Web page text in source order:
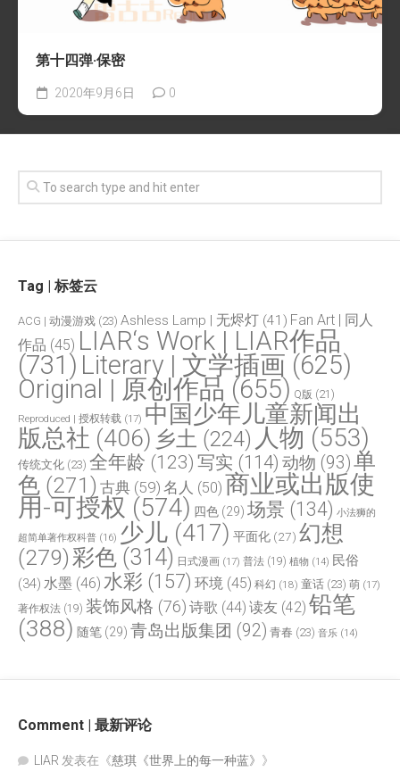
第十四弹·保密
2020年9月6日 0
Tag | 标签云
ACG | 动漫游戏 (23) Ashless Lamp | 无烬灯 (41) Fan Art | 同人
作品 (45) LIAR‘s Work | LIAR作品
(731) Literary | 文学插画 (625)
Original | 原创作品 (655) Q版 (21)
Reproduced | 授权转载 (17) 中国少年儿童新闻出
版总社 (406) 乡土 (224) 人物 (553)
传统文化 (23) 全年龄 (123) 写实 (114) 动物 (93)单
色 (271) 古典 (59) 名人 (50) 商业或出版使
用-可授权 (574) 四色 (29) 场景 (134) 小法狮的
超简单著作权科普 (16) 少儿 (417) 平面化 (27) 幻想
(279) 彩色 (314) 日式漫画 (17) 普法 (19) 植物 (14) 民俗
(34) 水墨 (46) 水彩 (157) 环境 (45) 科幻 (18) 童话 (23) 萌 (17)
著作权法 (19) 装饰风格 (76) 诗歌 (44) 读友 (42) 铅笔
(388) 随笔 (29) 青岛出版集团 (92) 青春 (23) 音乐 (14)
Comment | 最新评论
LIAR 发表在《慈琪《世界上的每一种蓝》 》